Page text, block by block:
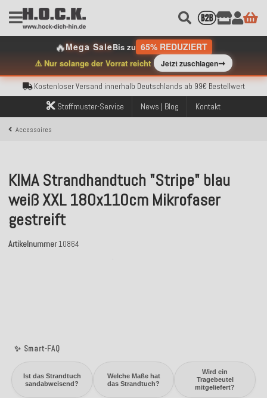
🔥Mega SaleBis zu 65% REDUZIERT
⚠️ Nur solange der Vorrat reicht Jetzt zuschlagen➞
Kostenloser Versand innerhalb Deutschlands ab 99€ Bestellwert
Über 120.000 erfolgreich versendete Bestellungen
Sicher bezahlen mit Klarna, PayPal & Amazon Pay
Kostenloser Versand innerhalb Deutschlands ab 99€ Bestellwert
Über 120.000 erfolgreich versendete Bestellungen
Sicher bezahlen mit Klarna, PayPal & Amazon Pay
Kostenloser Versand innerhalb Deutschlands ab 99€ Bestellwert
Stoffmuster-Service News | Blog Kontakt
Accessoires
✨ Smart-FAQ
Ist das Strandtuch
sandabweisend?
Welche Maße hat
das Strandtuch?
Wird ein
Tragebeutel
mitgeliefert?
KIMA Strandhandtuch "Stripe" blau
weiß XXL 180x110cm Mikrofaser
gestreift
Artikelnummer10864